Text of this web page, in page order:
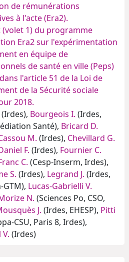
de rémunérations
à l'acte (Era2).
(volet 1) du programme
Era2 sur l'expérimentation
en équipe de
de santé en ville (Peps)
l'article 51 de la Loi de
de la Sécurité sociale
2018.
(Irdes), Bourgeois I. (Irdes,
Santé), Bricard D.
M. (Irdes), Chevillard G.
F. (Irdes), Fournier C.
C. (Cesp-Inserm, Irdes),
S. (Irdes), Legrand J. (Irdes,
GTM), Lucas-Gabrielli V.
N. (Sciences Po, CSO,
J. (Irdes, EHESP), Pitti
CSU, Paris 8, Irdes),
(Irdes)